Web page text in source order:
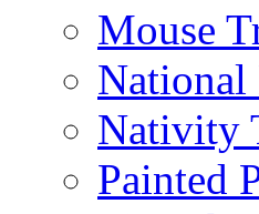
Mouse
National
Nativity
Painted